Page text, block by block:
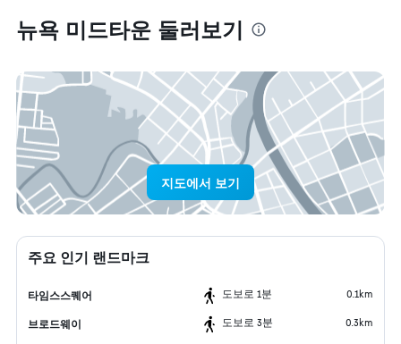
뉴욕 미드타운 둘러보기
지도에서 보기
주요 인기 랜드마크
타임스스퀘어 도보로 1분 0.1km
브로드웨이 도보로 3분 0.3km